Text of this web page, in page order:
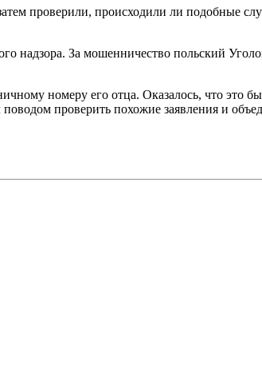
проверили, происходили ли подобные
За мошенничество польский
номеру его отца. Оказалось, что это
проверить похожие заявления и